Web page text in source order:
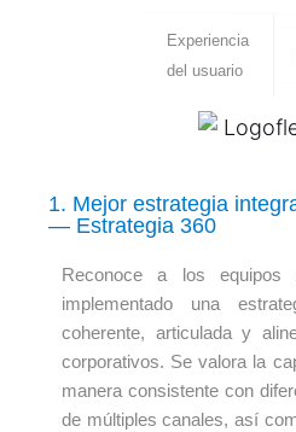
Experiencia
del usuario
1. Mejor estrategia
— Estrategia 360
Reconoce a los equipos
implementado una
coherente, articulada y
corporativos. Se valora la
manera consistente con
de múltiples canales, así